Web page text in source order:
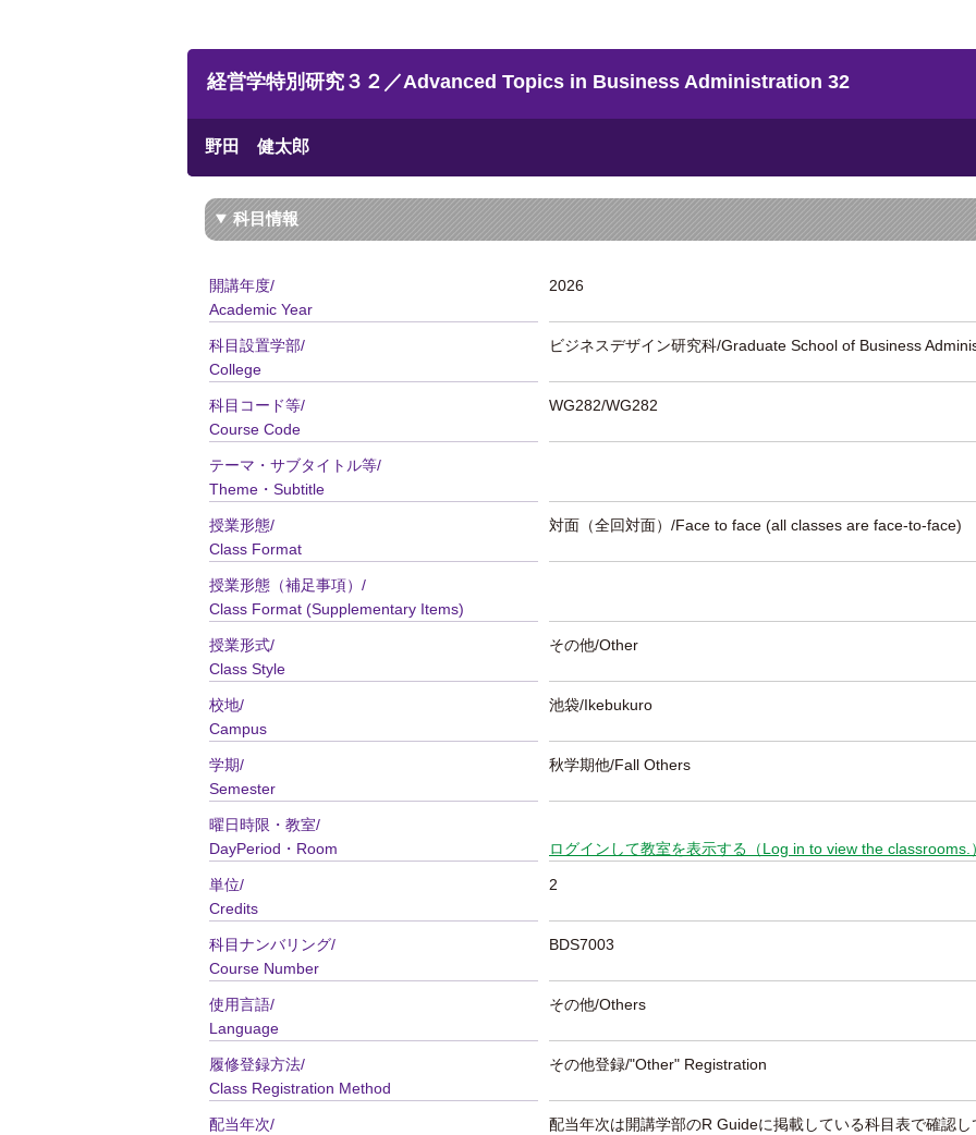
経営学特別研究３２／Advanced Topics in Business Administration 32
野田 健太郎
科目情報
開講年度/
Academic Year
2026
科目設置学部/
College
ビジネスデザイン研究科/Graduate School of Business
科目コード等/
Course Code
WG282/WG282
テーマ・サブタイトル等/
Theme・Subtitle
授業形態/
Class Format
対面（全回対面）/Face to face (all classes are face-to-face)
授業形態（補足事項）/
Class Format (Supplementary Items)
授業形式/
Class Style
その他/Other
校地/
Campus
池袋/Ikebukuro
学期/
Semester
秋学期他/Fall Others
曜日時限・教室/
DayPeriod・Room
ログインして教室を表示する（Log in to view the classrooms.）
単位/
Credits
2
科目ナンバリング/
Course Number
BDS7003
使用言語/
Language
その他/Others
履修登録方法/
Class Registration Method
その他登録/"Other" Registration
配当年次/
配当年次は開講学部のR Guideに掲載している科目表で確認し